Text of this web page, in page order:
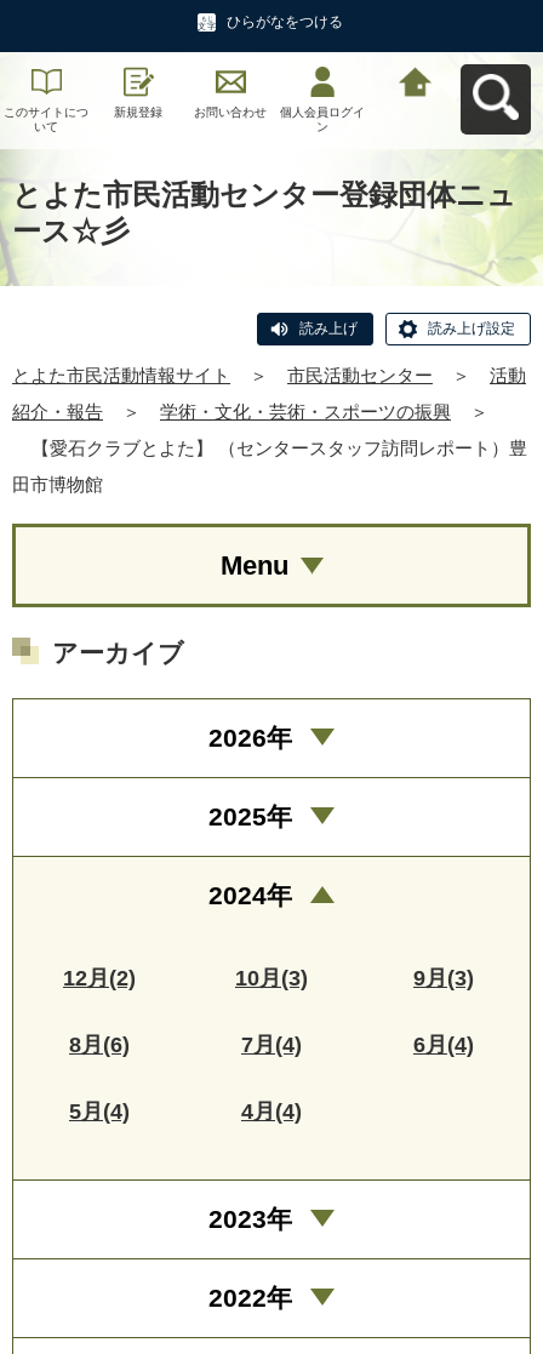
ひらがなをつける
このサイトにつ
いて
新規登録 お問い合わせ
個人会員ログイ
ン
とよた市民活動センター登録団体ニュ
ース☆彡
読み上げ 読み上げ設定
とよた市民活動情報サイト ＞ 市民活動センター ＞
活動
紹介・報告
＞ 学術・文化・芸術・スポーツの振興
＞
【愛石クラブとよた】 （センタースタッフ訪問レポート）豊
田市博物館
Menu
アーカイブ
2026年
2025年
2024年
12月(2) 10月(3) 9月(3)
8月(6) 7月(4) 6月(4)
5月(4) 4月(4)
2023年
2022年